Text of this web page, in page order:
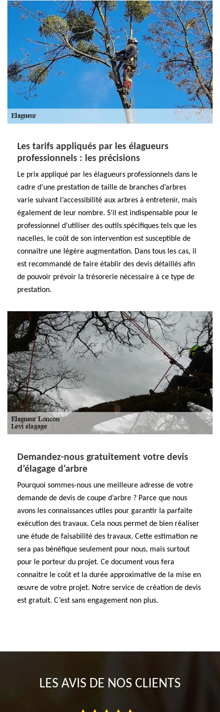
Les tarifs appliqués par les élagueurs
professionnels : les précisions
Le prix appliqué par les élagueurs professionnels dans le
cadre d’une prestation de taille de branches d’arbres
varie suivant l’accessibilité aux arbres à entretenir, mais
également de leur nombre. S’il est indispensable pour le
professionnel d’utiliser des outils spécifiques tels que les
nacelles, le coût de son intervention est susceptible de
connaitre une légère augmentation. Dans tous les cas, il
est recommandé de faire établir des devis détaillés afin
de pouvoir prévoir la trésorerie nécessaire à ce type de
prestation.
Demandez-nous gratuitement votre devis
d’élagage d’arbre
Pourquoi sommes-nous une meilleure adresse de votre
demande de devis de coupe d’arbre ? Parce que nous
avons les connaissances utiles pour garantir la parfaite
exécution des travaux. Cela nous permet de bien réaliser
une étude de faisabilité des travaux. Cette estimation ne
sera pas bénéfique seulement pour nous, mais surtout
pour le porteur du projet. Ce document vous fera
connaitre le coût et la durée approximative de la mise en
œuvre de votre projet. Notre service de création de devis
est gratuit. C’est sans engagement non plus.
LES AVIS DE NOS CLIENTS